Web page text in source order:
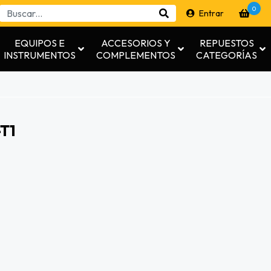
Entrar 0
EQUIPOS E
INSTRUMENTOS
ACCESORIOS Y
COMPLEMENTOS
REPUESTOS
CATEGORÍAS